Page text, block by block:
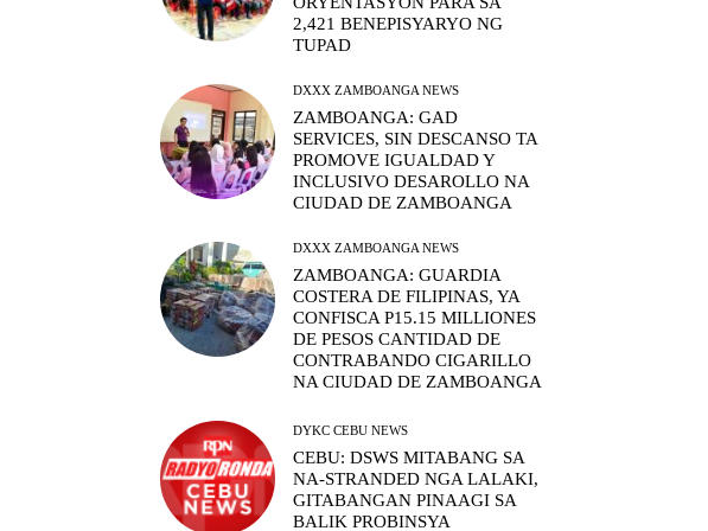
2,421 BENEPISYARYO NG
TUPAD
DXXX ZAMBOANGA NEWS
ZAMBOANGA: GAD
SERVICES, SIN DESCANSO TA
PROMOVE IGUALDAD Y
INCLUSIVO DESAROLLO NA
CIUDAD DE ZAMBOANGA
DXXX ZAMBOANGA NEWS
ZAMBOANGA: GUARDIA
COSTERA DE FILIPINAS, YA
CONFISCA P15.15 MILLIONES
DE PESOS CANTIDAD DE
CONTRABANDO CIGARILLO
NA CIUDAD DE ZAMBOANGA
DYKC CEBU NEWS
CEBU: DSWS MITABANG SA
NA-STRANDED NGA LALAKI,
GITABANGAN PINAAGI SA
BALIK PROBINSYA